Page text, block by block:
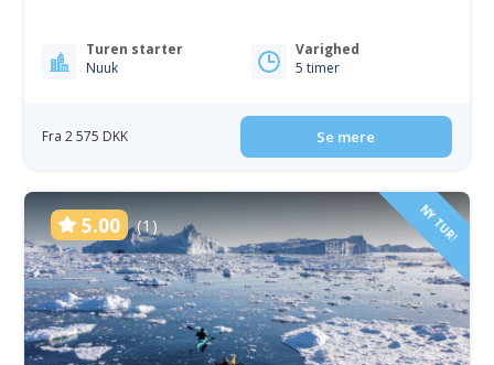
Turen starter
Nuuk
Varighed
5 timer
Fra 2 575 DKK Se mere
5.00 (1) NY TUR!